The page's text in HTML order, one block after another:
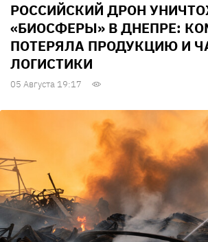
РОССИЙСКИЙ ДРОН
«БИОСФЕРЫ» В ДНЕПРЕ:
ПОТЕРЯЛА ПРОДУКЦИЮ И
ЛОГИСТИКИ
05 Августа 19:17